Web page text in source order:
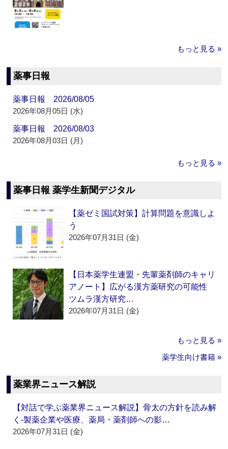
もっと見る »
薬事日報
薬事日報 2026/08/05
2026年08月05日 (水)
薬事日報 2026/08/03
2026年08月03日 (月)
もっと見る »
薬事日報 薬学生新聞デジタル
【薬ゼミ国試対策】計算問題を意識しよ
う
2026年07月31日 (金)
【日本薬学生連盟・先輩薬剤師のキャリ
アノート】広がる漢方薬研究の可能性
ツムラ漢方研究…
2026年07月31日 (金)
もっと見る »
薬学生向け書籍 »
薬業界ニュース解説
【対話で学ぶ薬業界ニュース解説】骨太の方針を読み解
く‐製薬企業や医療、薬局・薬剤師への影…
2026年07月31日 (金)